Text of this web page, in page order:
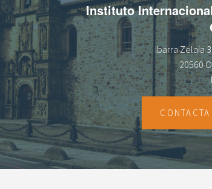
Instituto
Ibarra Zelaia
20560